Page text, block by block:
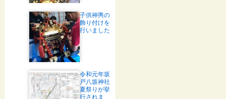
子供神輿の
飾り付けを
行いました
令和元年坂
戸八坂神社
夏祭りが挙
行されま